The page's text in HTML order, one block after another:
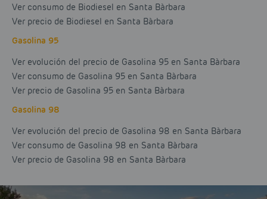
Ver consumo de Biodiesel en Santa Bàrbara
Ver precio de Biodiesel en Santa Bàrbara
Gasolina 95
Ver evolución del precio de Gasolina 95 en Santa Bàrbara
Ver consumo de Gasolina 95 en Santa Bàrbara
Ver precio de Gasolina 95 en Santa Bàrbara
Gasolina 98
Ver evolución del precio de Gasolina 98 en Santa Bàrbara
Ver consumo de Gasolina 98 en Santa Bàrbara
Ver precio de Gasolina 98 en Santa Bàrbara